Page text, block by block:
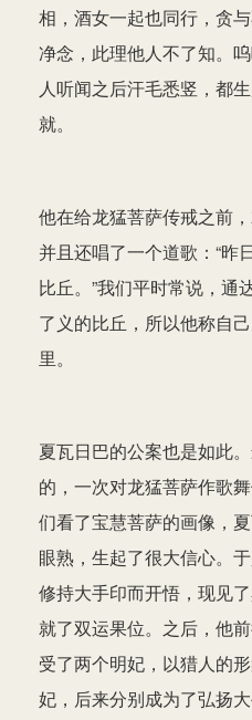
相，酒女一起也同行，贪
净念，此理他人不了知。
人听闻之后汗毛悉竖，都
就。
他在给龙猛菩萨传戒之前
并且还唱了一个道歌：“昨
比丘。”我们平时常说，通
了义的比丘，所以他称自
里。
夏瓦日巴的公案也是如此
的，一次对龙猛菩萨作歌
们看了宝慧菩萨的画像，
眼熟，生起了很大信心。
修持大手印而开悟，现见
就了双运果位。之后，他
受了两个明妃，以猎人的
妃，后来分别成为了弘扬